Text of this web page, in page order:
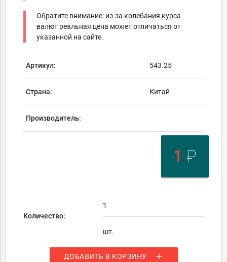
Обратите внимание: из-за колебания курса
валют реальная цена может отличаться от
указанной на сайте.
Артикул: 543.25
Страна: Китай
Производитель:
1 ₽
Количество:
шт.
ДОБАВИТЬ В КОРЗИНУ add